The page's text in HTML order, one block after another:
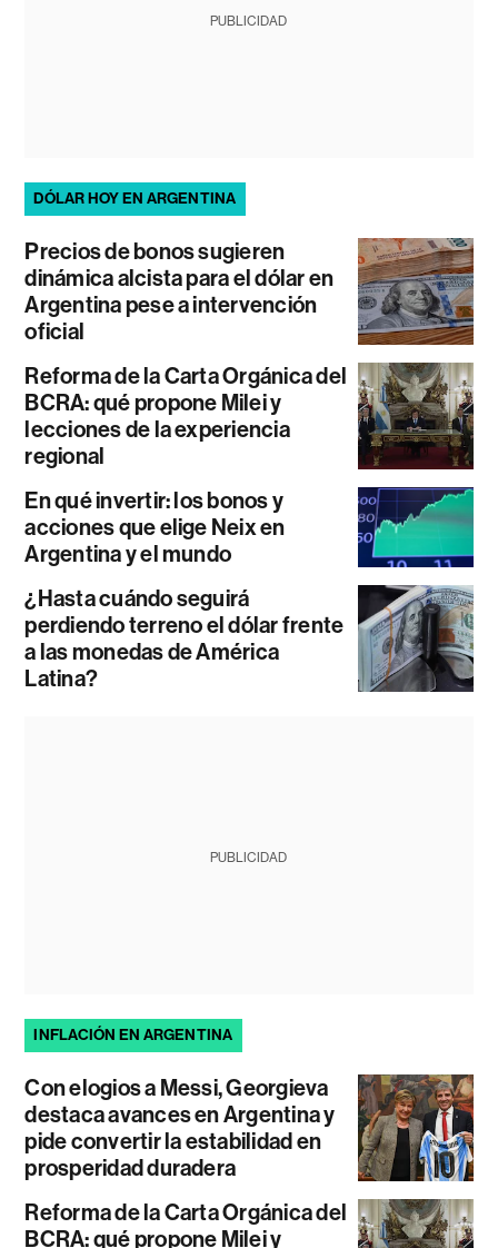
PUBLICIDAD
DÓLAR HOY EN ARGENTINA
Precios de bonos sugieren
dinámica alcista para el dólar en
Argentina pese a intervención
oficial
Reforma de la Carta Orgánica del
BCRA: qué propone Milei y
lecciones de la experiencia
regional
En qué invertir: los bonos y
acciones que elige Neix en
Argentina y el mundo
¿Hasta cuándo seguirá
perdiendo terreno el dólar frente
a las monedas de América
Latina?
PUBLICIDAD
INFLACIÓN EN ARGENTINA
Con elogios a Messi, Georgieva
destaca avances en Argentina y
pide convertir la estabilidad en
prosperidad duradera
Reforma de la Carta Orgánica del
BCRA: qué propone Milei y